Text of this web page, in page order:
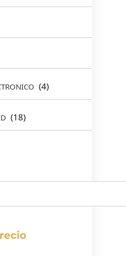
(4)
(18)